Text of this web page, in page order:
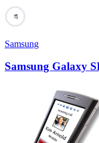
97
Samsung
Samsung Galaxy